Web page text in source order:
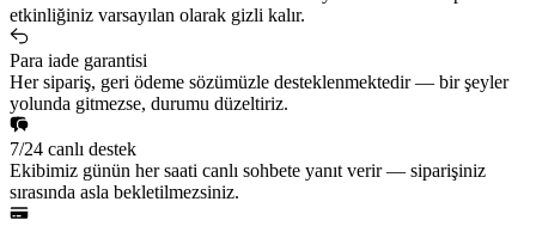
etkinliğiniz varsayılan olarak gizli kalır.
Para iade garantisi
Her sipariş, geri ödeme sözümüzle desteklenmektedir — bir şeyler
yolunda gitmezse, durumu düzeltiriz.
7/24 canlı destek
Ekibimiz günün her saati canlı sohbete yanıt verir — siparişiniz
sırasında asla bekletilmezsiniz.